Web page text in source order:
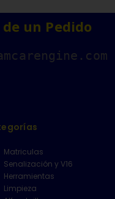
un Pedido
Matriculas
Senalización y V16
Herramientas
Limpieza